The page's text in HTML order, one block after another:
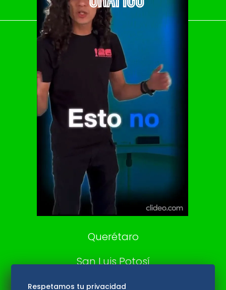
El Universal
Vive USA
Clase
De 10 sports
DeDinero
Confabulario
Aviso Oportuno
Consultas
Querétaro
San Luis Potosí
Edomex
Respetamos tu privacidad